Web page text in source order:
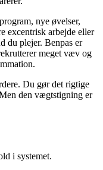
nye øvelser,
excentrisk arbejde eller
du plejer. Benpas er
meget væv og
Du gør det rigtige
den vægtstigning er
i systemet.